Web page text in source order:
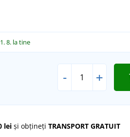
8. la tine
- +
lei și obțineți TRANSPORT GRATUIT